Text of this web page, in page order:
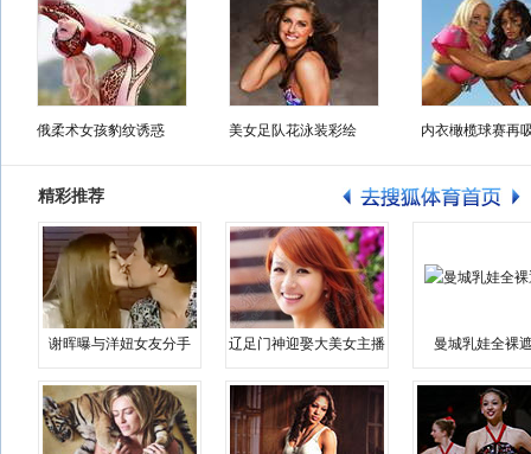
俄柔术女孩豹纹诱惑 美女足队花泳装彩绘 内衣橄榄球赛再
精彩推荐
谢晖曝与洋妞女友分手 辽足门神迎娶大美女主播 曼城乳娃全裸